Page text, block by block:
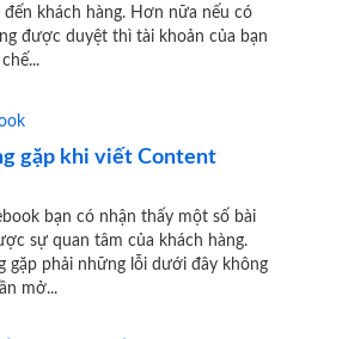
đến khách hàng. Hơn nữa nếu có
được duyệt thì tài khoản của bạn
gặp khi viết Content
bạn có nhận thấy một số bài
sự quan tâm của khách hàng.
gặp phải những lỗi dưới đây không
mở...